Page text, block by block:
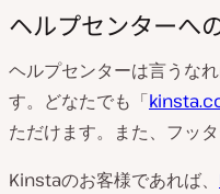
ヘルプセンターへ
ヘルプセンターは言うな
す。どなたでも「
ただけます。また、フッ
Kinstaのお客様であれば、